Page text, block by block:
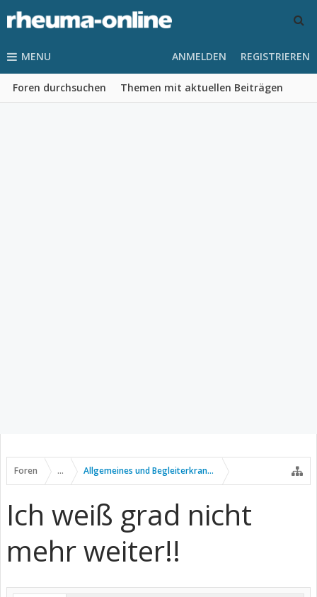
MENU
Foren durchsuchen Themen mit aktuellen Beiträgen
ANMELDEN REGISTRIEREN
Foren ... Allgemeines und Begleiterkrankungen
Ich weiß grad nicht
mehr weiter!!